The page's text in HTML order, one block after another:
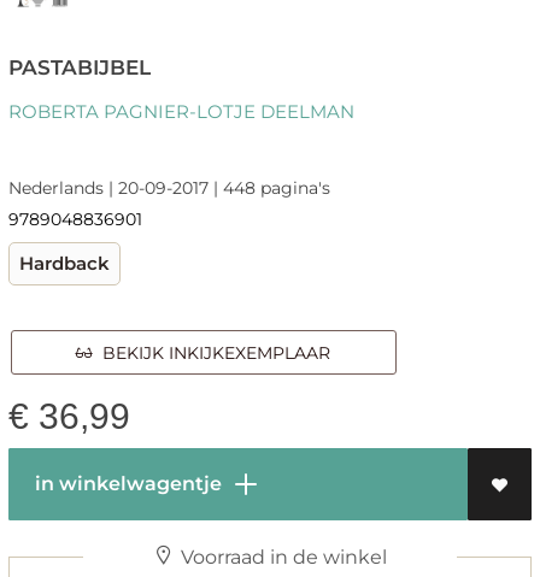
PASTABIJBEL
ROBERTA PAGNIER-LOTJE DEELMAN
Nederlands | 20-09-2017 | 448 pagina's
9789048836901
Hardback
BEKIJK INKIJKEXEMPLAAR
€ 36,99
in winkelwagentje
Voorraad in de winkel